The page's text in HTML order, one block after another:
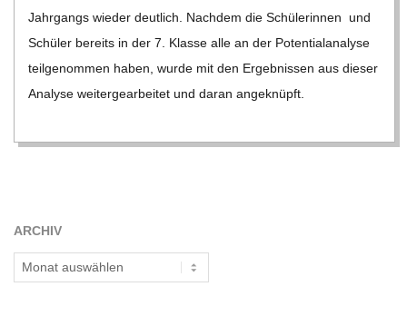
D
T
-
C
Jahr­gangs wie­der deut­lich. Nach­dem die Schü­le­rin­nen und
Schü­ler bereits in der 7. Klasse alle an der Poten­ti­al­ana­lyse
teil­ge­nom­men haben, wurde mit den Ergeb­nis­sen aus die­ser
Ana­lyse wei­ter­ge­ar­bei­tet und daran ange­knüpft.
ARCHIV
Archiv